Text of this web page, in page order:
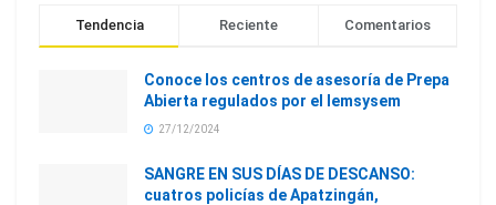
Tendencia Reciente Comentarios
Conoce los centros de asesoría de Prepa
Abierta regulados por el Iemsysem
27/12/2024
SANGRE EN SUS DÍAS DE DESCANSO:
cuatros policías de Apatzingán,